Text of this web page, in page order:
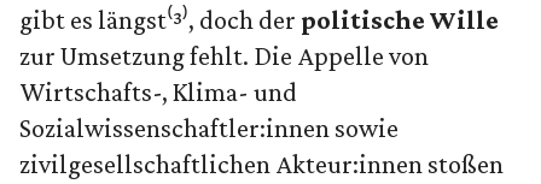
gibt es längst⁽³⁾, doch der politische Wille
zur Umsetzung fehlt. Die Appelle von
Wirtschafts-, Klima- und
Sozialwissenschaftler:innen sowie
zivilgesellschaftlichen Akteur:innen stoßen